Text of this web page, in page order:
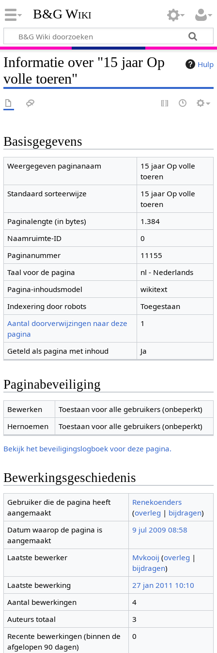
B&G Wiki
Hulp
Informatie over "15 jaar Op
volle toeren"
Basisgegevens
Weergegeven paginanaam
15 jaar Op volle
toeren
Standaard sorteerwijze
15 jaar Op volle
toeren
Paginalengte (in bytes)
1.384
Naamruimte-ID
0
Paginanummer
11155
Taal voor de pagina
nl - Nederlands
Pagina-inhoudsmodel
wikitext
Indexering door robots
Toegestaan
Aantal doorverwijzingen naar deze
pagina
1
Geteld als pagina met inhoud Ja
Paginabeveiliging
Bewerken
Toestaan voor alle gebruikers (onbeperkt)
Hernoemen
Toestaan voor alle gebruikers (onbeperkt)
Bekijk het beveiligingslogboek voor deze pagina.
Bewerkingsgeschiedenis
Gebruiker die de pagina heeft
aangemaakt
Renekoenders
(overleg | bijdragen)
Datum waarop de pagina is
aangemaakt
9 jul 2009 08:58
Laatste bewerker Mvkooij (overleg |
bijdragen)
Laatste bewerking
27 jan 2011 10:10
Aantal bewerkingen
4
Auteurs totaal
3
Recente bewerkingen (binnen de
afgelopen 90 dagen)
0